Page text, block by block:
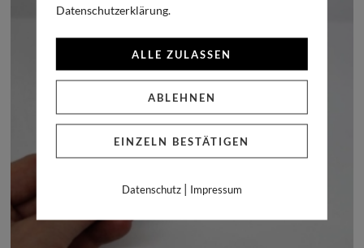
Datenschutzerklärung.
ALLE ZULASSEN
ABLEHNEN
EINZELN BESTÄTIGEN
Datenschutz| Impressum